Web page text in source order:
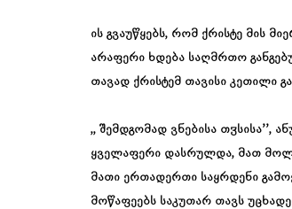
ის გვაუწყებს, რომ ქრისტე მის
არაფერი ხდება საღმრთო
თავად ქრისტემ თავისი კეთილი
,, შემდგომად ვნებისა თჳსისა’’,
ყველაფერი დასრულდა, მათ
მათი ერთადერთი საყრდენი
მოწაფეებს საკუთარ თავს